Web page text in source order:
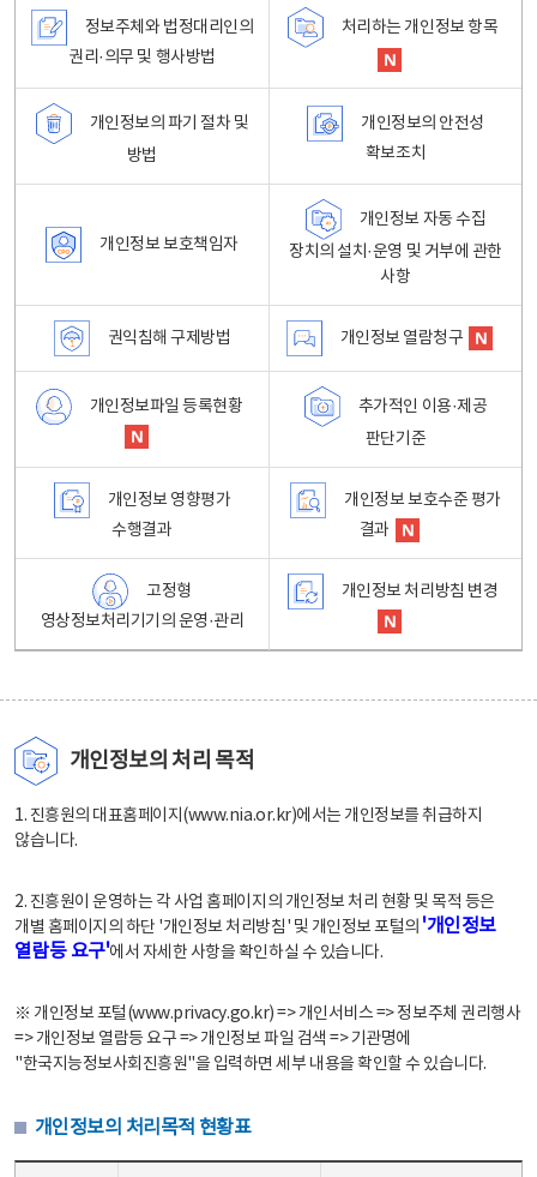
정보주체와 법정대리인의
권리·의무 및 행사방법
처리하는 개인정보 항목
개인정보의 파기 절차 및
방법
개인정보의 안전성
확보조치
개인정보 보호책임자
개인정보 자동 수집
장치의 설치·운영 및 거부에 관한
사항
권익침해 구제방법 개인정보 열람청구
개인정보파일 등록현황
추가적인 이용·제공
판단기준
개인정보 영향평가
수행결과
개인정보 보호수준 평가
결과
고정형
영상정보처리기기의 운영·관리
개인정보 처리방침 변경
개인정보의 처리 목적
1. 진흥원의 대표홈페이지(www.nia.or.kr)에서는 개인정보를 취급하지
않습니다.
2. 진흥원이 운영하는 각 사업 홈페이지의 개인정보 처리 현황 및 목적 등은
개별 홈페이지의 하단 '개인정보 처리방침' 및 개인정보 포털의 '개인정보
열람등 요구'에서 자세한 사항을 확인하실 수 있습니다.
※ 개인정보 포털(www.privacy.go.kr) => 개인서비스 => 정보주체 권리행사
=> 개인정보 열람등 요구 => 개인정보 파일 검색 => 기관명에
"한국지능정보사회진흥원"을 입력하면 세부 내용을 확인할 수 있습니다.
개인정보의 처리목적 현황표